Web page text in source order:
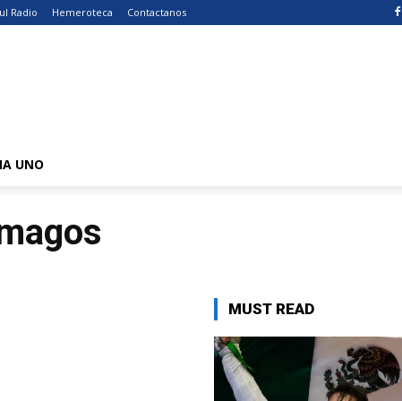
Radio Hemeroteca Contactanos
UNO
MUST READ